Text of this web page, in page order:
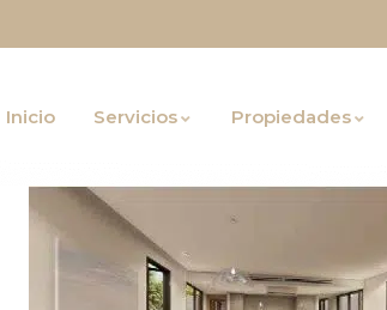
Inicio Servicios Propiedades